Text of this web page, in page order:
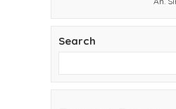
An.
Search